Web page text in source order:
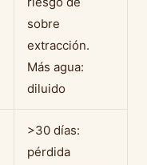
sobre
extracción.
Más agua:
diluido
>30 días:
pérdida